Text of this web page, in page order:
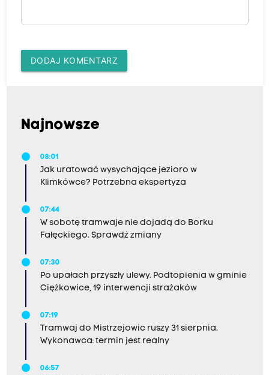
DODAJ KOMENTARZ
Najnowsze
08:01
Jak uratować wysychające jezioro w
Klimkówce? Potrzebna ekspertyza
07:44
W sobotę tramwaje nie dojadą do Borku
Fałęckiego. Sprawdź zmiany
07:30
Po upałach przyszły ulewy. Podtopienia w gminie
Ciężkowice, 19 interwencji strażaków
07:19
Tramwaj do Mistrzejowic ruszy 31 sierpnia.
Wykonawca: termin jest realny
06:57